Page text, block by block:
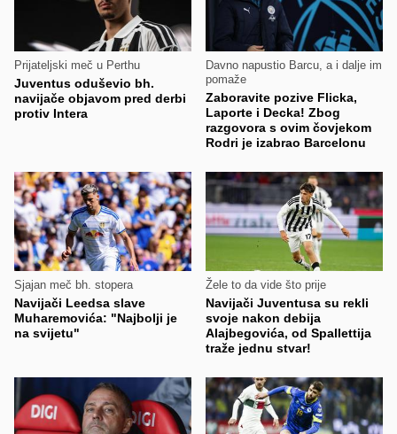
Prijateljski meč u Perthu
Juventus oduševio bh.
navijače objavom pred derbi
protiv Intera
Davno napustio Barcu, a i dalje im
pomaže
Zaboravite pozive Flicka,
Laporte i Decka! Zbog
razgovora s ovim čovjekom
Rodri je izabrao Barcelonu
Sjajan meč bh. stopera
Navijači Leedsa slave
Muharemovića: "Najbolji je
na svijetu"
Žele to da vide što prije
Navijači Juventusa su rekli
svoje nakon debija
Alajbegovića, od Spallettija
traže jednu stvar!